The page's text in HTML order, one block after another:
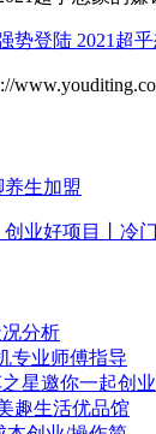
势登陆 2021超
生加盟
创业好项目丨冷
分析
专业师傅指导
星邀你一起创业
趣生活优品馆